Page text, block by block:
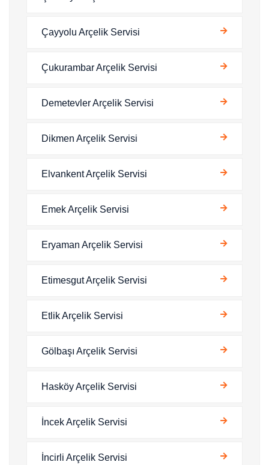
Çayyolu Arçelik Servisi
Çukurambar Arçelik Servisi
Demetevler Arçelik Servisi
Dikmen Arçelik Servisi
Elvankent Arçelik Servisi
Emek Arçelik Servisi
Eryaman Arçelik Servisi
Etimesgut Arçelik Servisi
Etlik Arçelik Servisi
Gölbaşı Arçelik Servisi
Hasköy Arçelik Servisi
İncek Arçelik Servisi
İncirli Arçelik Servisi